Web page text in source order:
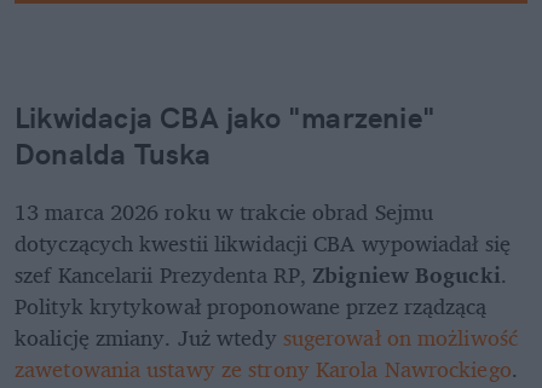
Likwidacja CBA jako "marzenie"
Donalda Tuska
13 marca 2026 roku w trakcie obrad Sejmu
dotyczących kwestii likwidacji CBA wypowiadał się
szef Kancelarii Prezydenta RP, Zbigniew Bogucki.
Polityk krytykował proponowane przez rządzącą
koalicję zmiany. Już wtedy sugerował on możliwość
zawetowania ustawy ze strony Karola Nawrockiego.